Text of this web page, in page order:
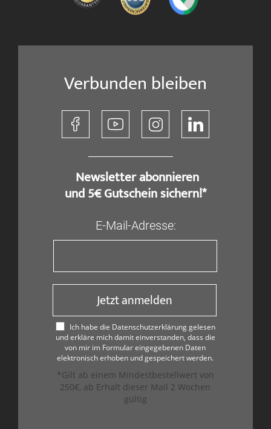
Verbunden bleiben
​ Newsletter abonnieren
und 5€ Gutschein sichern!*
E-Mail-Adresse:
Jetzt anmelden
Ich habe die Datenschutzerklärung gelesen
und erkläre mich damit einverstanden, dass die
von mir im Formular eingegebenen Daten
elektronisch erhoben und gespeichert werden.
*Gilt ab einem Mindestbestellwert von
250€, ab Erhalt dieser Mail 2 Wochen
gültig